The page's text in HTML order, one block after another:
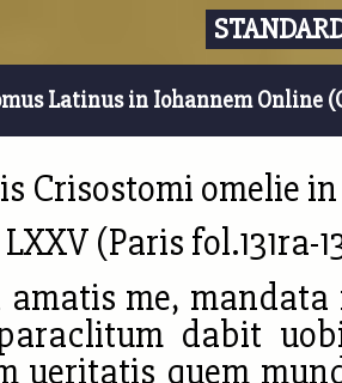
Latinus in Iohannem Online
Crisostomi omelie
(Paris fol.131ra-
amatis me,
dabit
ueritatis quem